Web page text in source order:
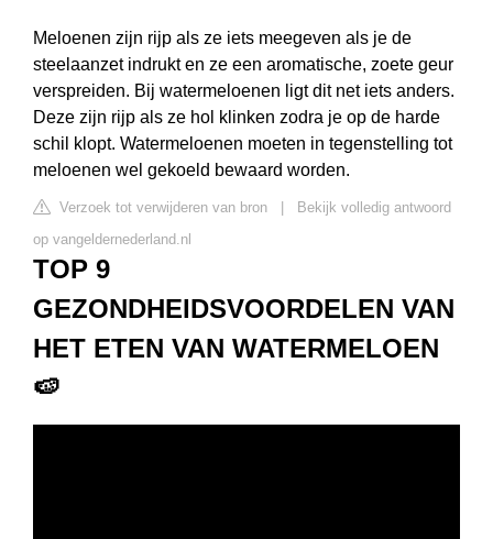
Meloenen zijn rijp als ze iets meegeven als je de
steelaanzet indrukt en ze een aromatische, zoete geur
verspreiden. Bij watermeloenen ligt dit net iets anders.
Deze zijn rijp als ze hol klinken zodra je op de harde
schil klopt. Watermeloenen moeten in tegenstelling tot
meloenen wel gekoeld bewaard worden.
Verzoek tot verwijderen van bron
Bekijk volledig antwoord
op vangeldernederland.nl
TOP 9
GEZONDHEIDSVOORDELEN VAN
HET ETEN VAN WATERMELOEN
🍉